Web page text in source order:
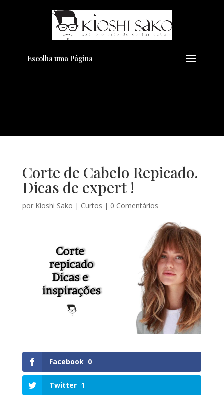
Escolha uma Página
Corte de Cabelo Repicado.
Dicas de expert !
por Kioshi Sako | Curtos | 0 Comentários
Facebook 0
Twitter 1
Pensando em transformar seu
Visual??